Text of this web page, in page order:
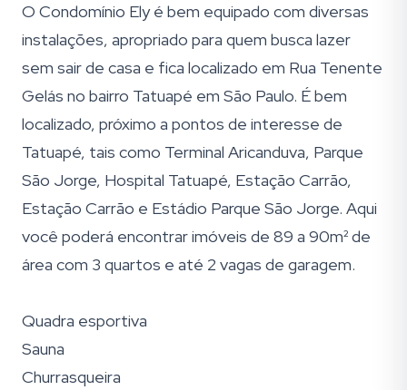
O Condomínio Ely é bem equipado com diversas
instalações, apropriado para quem busca lazer
sem sair de casa e fica localizado em Rua Tenente
Gelás no bairro Tatuapé em São Paulo. É bem
localizado, próximo a pontos de interesse de
Tatuapé, tais como Terminal Aricanduva, Parque
São Jorge, Hospital Tatuapé, Estação Carrão,
Estação Carrão e Estádio Parque São Jorge. Aqui
você poderá encontrar imóveis de 89 a 90m² de
área com 3 quartos e até 2 vagas de garagem.
Quadra esportiva
Sauna
Churrasqueira